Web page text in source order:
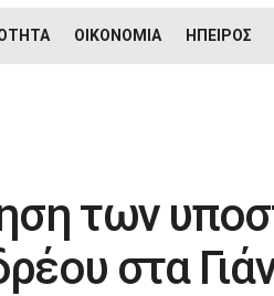
ΟΙΚΟΝΟΜΊΑ ΉΠΕΙΡΟΣ
των
στα